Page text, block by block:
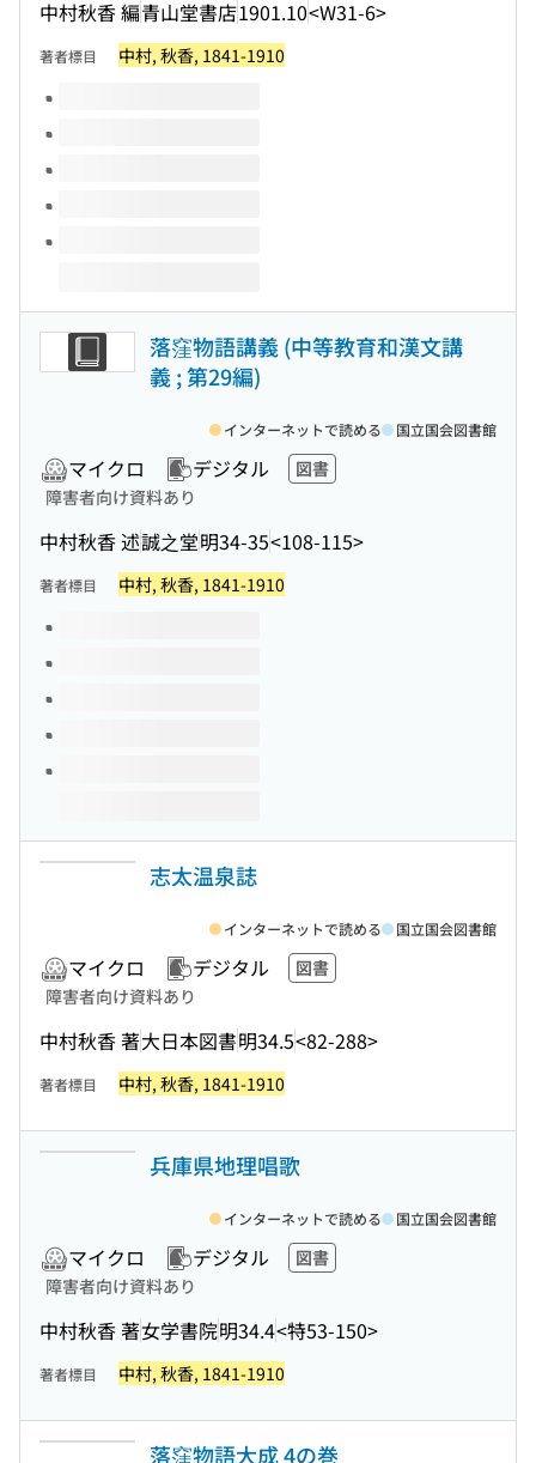
中村秋香 編青山堂書店1901.10<W31-6>
著者標目 中村, 秋香, 1841-1910
このタイトルの巻号
落窪物語講義 (中等教育和漢文講
義 ; 第29編)
マイクロ デジタル
図書
障害者向け資料あり
中村秋香 述誠之堂明34-35<108-115>
インターネットで読める 国立国会図書館
著者標目 中村, 秋香, 1841-1910
このタイトルの巻号
志太温泉誌
マイクロ デジタル
図書
障害者向け資料あり
中村秋香 著大日本図書明34.5<82-288>
インターネットで読める 国立国会図書館
著者標目 中村, 秋香, 1841-1910
兵庫県地理唱歌
マイクロ デジタル
図書
障害者向け資料あり
中村秋香 著女学書院明34.4<特53-150>
インターネットで読める 国立国会図書館
著者標目 中村, 秋香, 1841-1910
落窪物語大成 4の巻